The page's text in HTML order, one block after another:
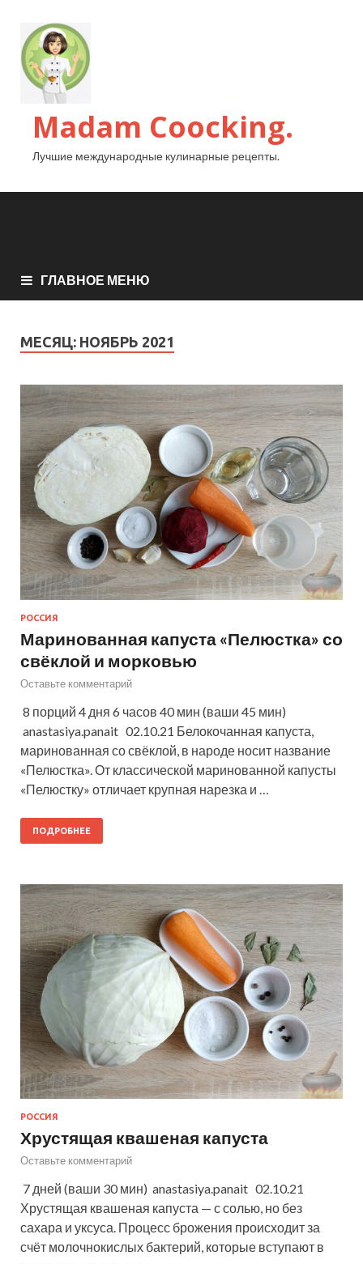
Madam Coocking.
Лучшие международные кулинарные рецепты.
ГЛАВНОЕ МЕНЮ
МЕСЯЦ: НОЯБРЬ 2021
РОССИЯ
Маринованная капуста «Пелюстка» со
свёклой и морковью
Оставьте комментарий
8 порций 4 дня 6 часов 40 мин (ваши 45 мин)
anastasiya.panait 02.10.21 Белокочанная капуста,
маринованная со свёклой, в народе носит название
«Пелюстка». От классической маринованной капусты
«Пелюстку» отличает крупная нарезка и …
ПОДРОБНЕЕ
РОССИЯ
Хрустящая квашеная капуста
Оставьте комментарий
7 дней (ваши 30 мин) anastasiya.panait 02.10.21
Хрустящая квашеная капуста — с солью, но без
сахара и уксуса. Процесс брожения происходит за
счёт молочнокислых бактерий, которые вступают в